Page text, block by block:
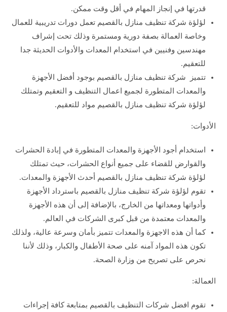
قدرتها في إنجاز المهام في أقل وقت ممكن.
لؤلؤة شركة تنظيف منازل بالقصيم تعمل دورات تدريبية للعمال
وخاصة العمالة بصفة دورية ومستمرة وذلك تحت إشراف
مهندسين وفنيين في استخدام المعدات والأدوات الحديثة جدا
للتعقيم.
تتميز شركة تنظيف منازل بالقصيم بوجود أفضل الأجهزة
والمعدات المتطورة لجميع اعمال التنظيف و التعقيم وتمتلك
لؤلؤة شركة تنظيف منازل بالقصيم مواد للتعقيم.
الأدوات:
استخدام أجود الأجهزة والمعدات المتطورة في إبادة الحشرات
والقوارض للقضاء على جميع أنواع الحشرات، حيث تمتلك
لؤلؤة شركة تنظيف منازل بالقصيم أحدث الأجهزة والمعدات.
تقوم لؤلؤة شركة تنظيف منازل بالقصيم باسترداد الأجهزة
وأدواتها ومعداتها من الخارج، بالإضافة إلى أن هذه الأجهزة
والمعدات معتمدة من قبل كبرى الشركات في العالم.
كما أن هذه الاجهزة والمعدات تتميز بأمان وسرعة عالية، ولذلك
تكون هذه المواد آمنه على صحة الأطفال والكبار، وذلك لأننا
نحرص على تصريح من وزارة الصحة.
العمالة:
تقوم افضل شركات التنظيف بالقصيم بمتابعة كافة إجراءات